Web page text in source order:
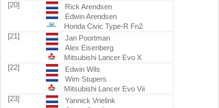
[20]
Rick Arendsen
Edwin Arendsen
Honda Civic Type-R Fn2
[21]
Jan Poortman
Alex Eisenberg
Mitsubishi Lancer Evo X
[22]
Edwin Wils
Wim Stupers
Mitsubishi Lancer Evo Vii
[23]
Yannick Vrielink